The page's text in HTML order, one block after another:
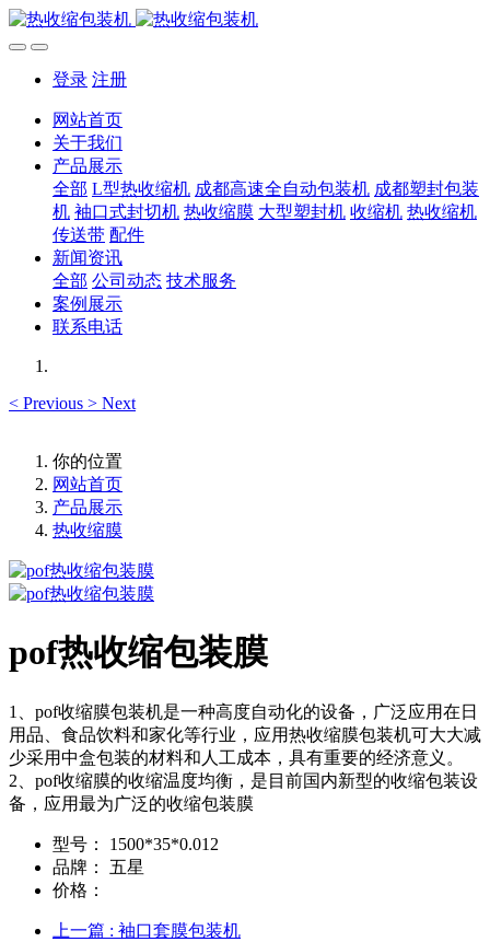
登录 注册
网站首页
关于我们
产品展示
全部 L型热收缩机 成都高速全自动包装机 成都塑封包装
机 袖口式封切机 热收缩膜 大型塑封机 收缩机 热收缩机
传送带 配件
新闻资讯
全部 公司动态 技术服务
案例展示
联系电话
< Previous > Next
你的位置
网站首页
产品展示
热收缩膜
pof热收缩包装膜
1、pof收缩膜包装机是一种高度自动化的设备，广泛应用在日
用品、食品饮料和家化等行业，应用热收缩膜包装机可大大减
少采用中盒包装的材料和人工成本，具有重要的经济意义。
2、pof收缩膜的收缩温度均衡，是目前国内新型的收缩包装设
备，应用最为广泛的收缩包装膜
型号：
1500*35*0.012
品牌：
五星
价格：
上一篇 : 袖口套膜包装机